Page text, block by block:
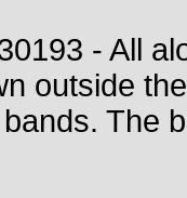
- All
outside
The